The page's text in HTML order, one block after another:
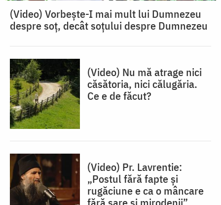
(Video) Vorbește-I mai mult lui Dumnezeu
despre soț, decât soțului despre Dumnezeu
(Video) Nu mă atrage nici
căsătoria, nici călugăria.
Ce e de făcut?
(Video) Pr. Lavrentie:
„Postul fără fapte și
rugăciune e ca o mâncare